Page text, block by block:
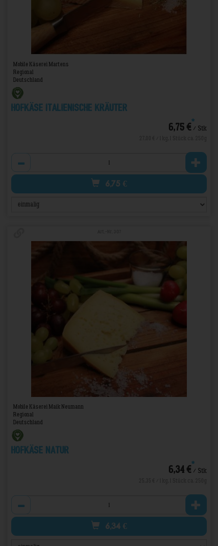
Mobile Käserei Martens
Regional
Deutschland
Hofkäse Italienische Kräuter
6,75 €*/ Stk
6,75 €
Mobile Käserei Maik Neumann
Regional
Deutschland
Hofkäse Natur
6,34 €*/ Stk
6,34 €